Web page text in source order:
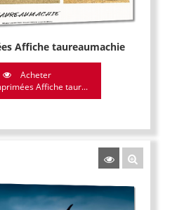
Affiche taureaumachie
Acheter
Affiche taur...